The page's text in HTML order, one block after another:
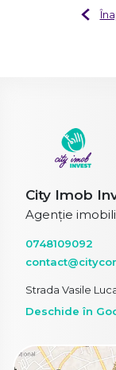
City Imob
Agenție
0748109092
Strada Vasile
Deschide în